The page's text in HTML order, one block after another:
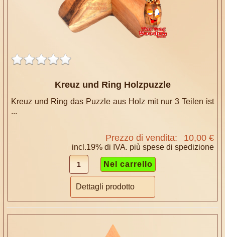
Kreuz und Ring Holzpuzzle
Kreuz und Ring das Puzzle aus Holz mit nur 3 Teilen ist
...
Prezzo di vendita: 10,00 €
incl.19% di IVA. più spese di spedizione
Dettagli prodotto